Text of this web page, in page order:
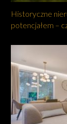
Historyczne
potencjałem –